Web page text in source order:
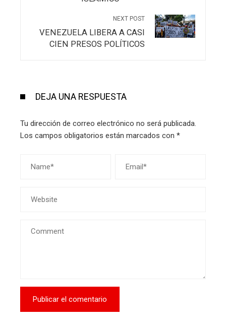
NEXT POST
VENEZUELA LIBERA A CASI
CIEN PRESOS POLÍTICOS
DEJA UNA RESPUESTA
Tu dirección de correo electrónico no será publicada.
Los campos obligatorios están marcados con *